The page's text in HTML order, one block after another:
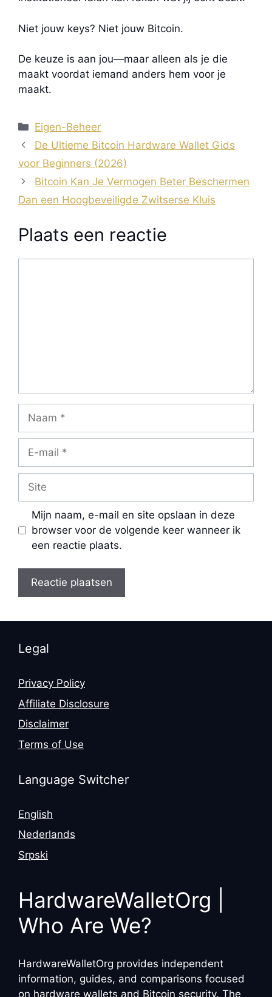
Niet jouw keys? Niet jouw Bitcoin.
De keuze is aan jou—maar alleen als je die
maakt voordat iemand anders hem voor je
maakt.
Categorieën
Eigen-Beheer
De Ultieme Bitcoin Hardware Wallet Gids
voor Beginners (2026)
Bitcoin Kan Je Vermogen Beter Beschermen
Dan een Hoogbeveiligde Zwitserse Kluis
Plaats een reactie
mail
Mijn naam, e-mail en site opslaan in deze
browser voor de volgende keer wanneer ik
een reactie plaats.
Legal
Privacy Policy
Affiliate Disclosure
Disclaimer
Terms of Use
Language Switcher
English
Nederlands
Srpski
HardwareWalletOrg |
Who Are We?
HardwareWalletOrg provides independent
information, guides, and comparisons focused
on hardware wallets and Bitcoin security. The